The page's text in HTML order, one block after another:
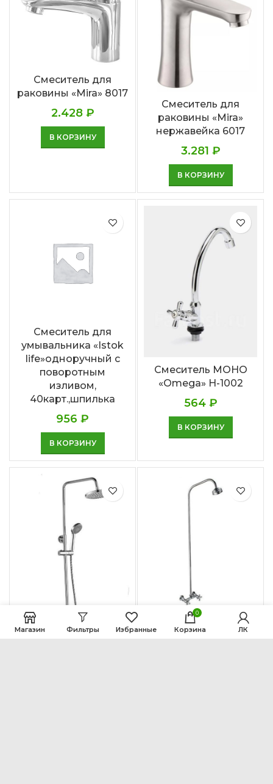
Смеситель для
раковины «Mira» 8017
2.428 ₽
В КОРЗИНУ
Смеситель для
раковины «Mira»
нержавейка 6017
3.281 ₽
В КОРЗИНУ
Смеситель для
умывальника «Istok
life»одноручный с
поворотным
изливом,
40карт.,шпилька
956 ₽
В КОРЗИНУ
Смеситель МОНО
«Omega» Н-1002
564 ₽
В КОРЗИНУ
Смеситель
стационарный
Магазин Фильтры Избранные
0
Корзина ЛК